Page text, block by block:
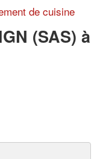
de cuisine
(SAS) à